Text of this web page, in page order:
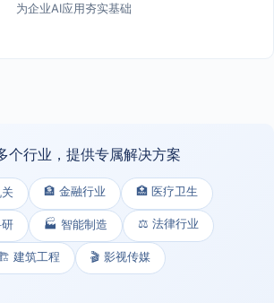
为企业AI应用夯实基础
个行业，提供专属解决方案
🏦 金融行业 🏥 医疗卫生
🏭 智能制造 ⚖️ 法律行业
建筑工程 🎬 影视传媒